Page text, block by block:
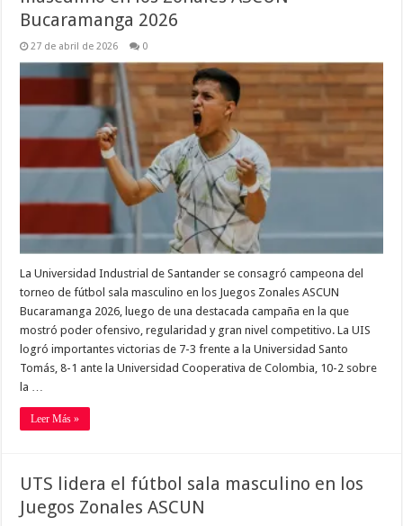
Bucaramanga 2026
27 de abril de 2026 0
La Universidad Industrial de Santander se consagró campeona del
torneo de fútbol sala masculino en los Juegos Zonales ASCUN
Bucaramanga 2026, luego de una destacada campaña en la que
mostró poder ofensivo, regularidad y gran nivel competitivo. La UIS
logró importantes victorias de 7-3 frente a la Universidad Santo
Tomás, 8-1 ante la Universidad Cooperativa de Colombia, 10-2 sobre
la …
Leer Más »
UTS lidera el fútbol sala masculino en los
Juegos Zonales ASCUN